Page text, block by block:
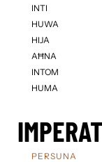
INTI
HUWA
HIJA
AĦNA
INTOM
HUMA
PERSUNA